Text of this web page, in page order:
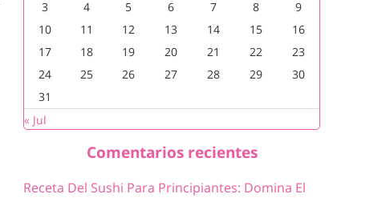
3
4 5 6 7 8
9
10
11 12 13 14 15
16
17
18 19 20 21 22
23
24
25 26 27 28 29
30
31
« Jul
Comentarios recientes
Receta Del Sushi Para Principiantes: Domina El